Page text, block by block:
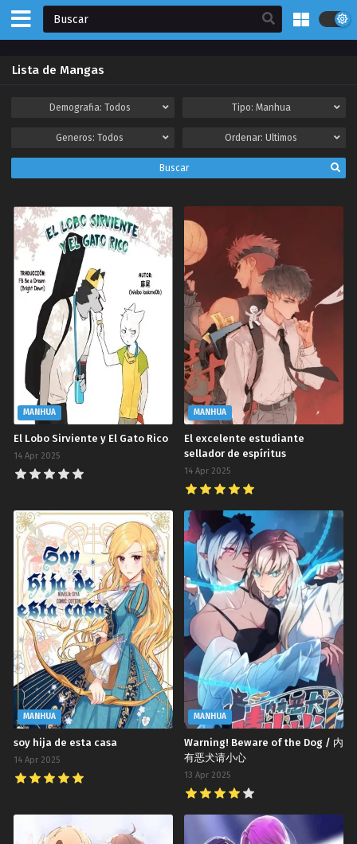
Lista de Mangas
Demografia: Todos Tipo: Manhua
Generos: Todos Ordenar: Ultimos
Buscar
MANHUA
El Lobo Sirviente y El Gato Rico
14 Apr 2025
MANHUA
El excelente estudiante
sellador de espíritus
14 Apr 2025
MANHUA
soy hija de esta casa
14 Apr 2025
MANHUA
Warning! Beware of the Dog / 内
有恶犬请小心
13 Apr 2025